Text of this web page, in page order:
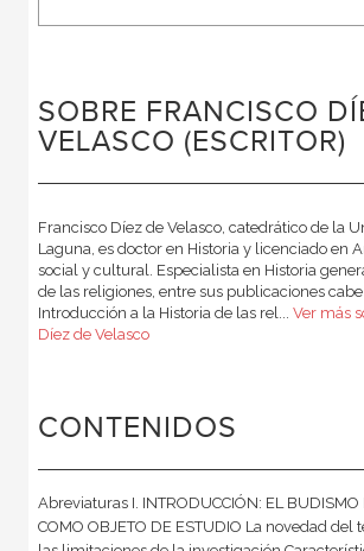
SOBRE FRANCISCO
VELASCO (ESCRITOR)
Francisco Díez de Velasco, catedrático de la
Laguna, es doctor en Historia y licenciado en
social y cultural. Especialista en Historia
de las religiones, entre sus publicaciones
Introducción a la Historia de las rel... Ver más
Díez de Velasco
CONTENIDOS
Abreviaturas I. INTRODUCCIÓN: EL BUDISMO
COMO OBJETO DE ESTUDIO La novedad del